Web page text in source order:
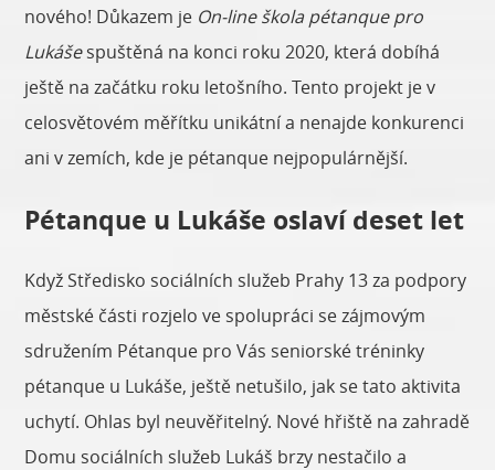
nového! Důkazem je On-line škola pétanque pro
Lukášespuštěná na konci roku 2020, která dobíhá
ještě na začátku roku letošního. Tento projekt je v
celosvětovém měřítku unikátní a nenajde konkurenci
ani v zemích, kde je pétanque nejpopulárnější.
Pétanque u Lukáše oslaví deset let
Když Středisko sociálních služeb Prahy 13 za podpory
městské části rozjelo ve spolupráci se zájmovým
sdružením Pétanque pro Vás seniorské tréninky
pétanque u Lukáše, ještě netušilo, jak se tato aktivita
uchytí. Ohlas byl neuvěřitelný. Nové hřiště na zahradě
Domu sociálních služeb Lukáš brzy nestačilo a